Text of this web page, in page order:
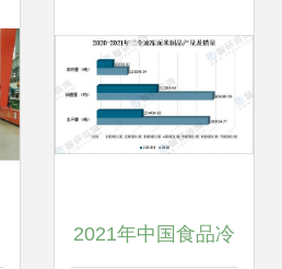
2021年中国食品冷